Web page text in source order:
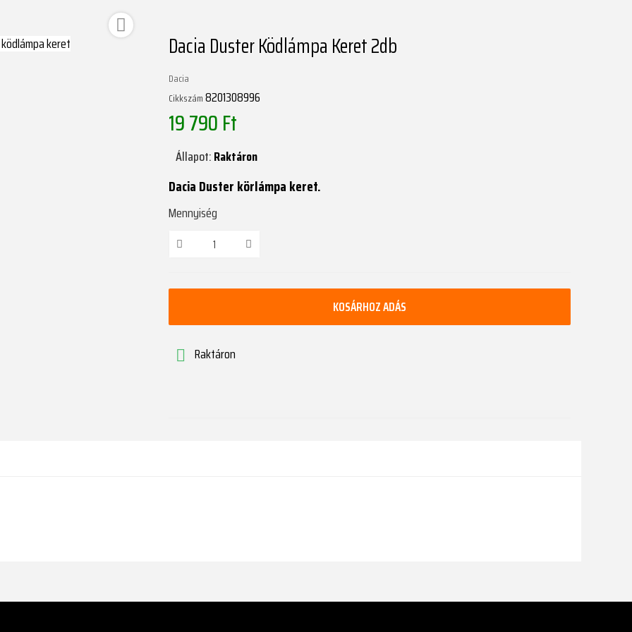

Dacia Duster Ködlámpa Keret 2db
Dacia
Cikkszám8201308996
19 790 Ft
Állapot:Raktáron
Dacia Duster körlámpa keret.
Mennyiség
KOSÁRHOZ ADÁS
 Raktáron